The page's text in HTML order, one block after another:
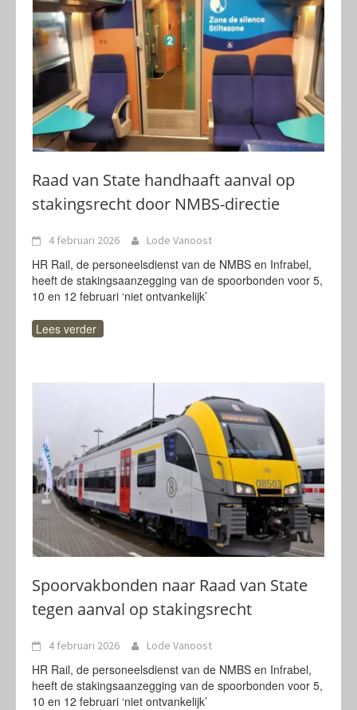
Raad van State handhaaft aanval op
stakingsrecht door NMBS-directie
4 februari 2026 Lode Vanoost
HR Rail, de personeelsdienst van de NMBS en Infrabel,
heeft de stakingsaanzegging van de spoorbonden voor 5,
10 en 12 februari ‘niet ontvankelijk’
Lees verder
Spoorvakbonden naar Raad van State
tegen aanval op stakingsrecht
4 februari 2026 Lode Vanoost
HR Rail, de personeelsdienst van de NMBS en Infrabel,
heeft de stakingsaanzegging van de spoorbonden voor 5,
10 en 12 februari ‘niet ontvankelijk’